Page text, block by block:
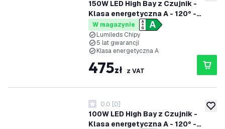
150W LED High Bay z Czujnik -
Klasa energetyczna A - 120° -
192lm/W - 6000K - IP65 -
Możliwość przyciemniania
W magazynie
Lumileds Chipy
5 lat gwarancji
Klasa energetyczna A
475zł z VAT
100W LED High Bay z Czujnik -
Klasa energetyczna A - 120° -
0 Gwiazdki oceny
0.0 [0]